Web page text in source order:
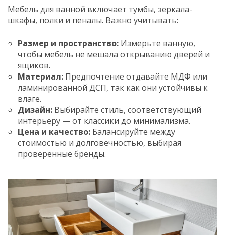
Мебель для ванной включает тумбы, зеркала-
шкафы, полки и пеналы. Важно учитывать:
Размер и пространство: Измерьте ванную,
чтобы мебель не мешала открыванию дверей и
ящиков.
Материал: Предпочтение отдавайте МДФ или
ламинированной ДСП, так как они устойчивы к
влаге.
Дизайн: Выбирайте стиль, соответствующий
интерьеру — от классики до минимализма.
Цена и качество: Балансируйте между
стоимостью и долговечностью, выбирая
проверенные бренды.